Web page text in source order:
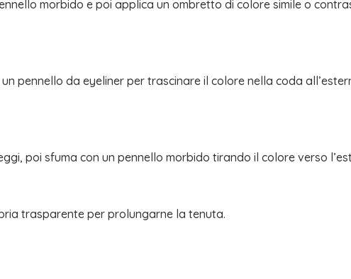
morbido e poi applica un ombretto di colore simile o
pennello da eyeliner per trascinare il colore nella coda
poi sfuma con un pennello morbido tirando il colore verso
trasparente per prolungarne la tenuta.